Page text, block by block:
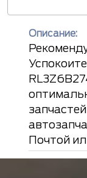
Описание:
Почтой